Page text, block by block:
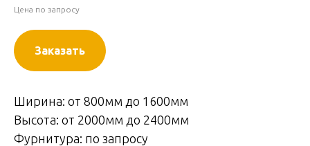
Цена по запросу
Заказать
Ширина: от 800мм до 1600мм
Высота: от 2000мм до 2400мм
Фурнитура: по запросу